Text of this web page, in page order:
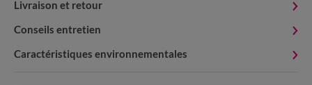
Livraison et retour
Conseils entretien
Caractéristiques environnementales